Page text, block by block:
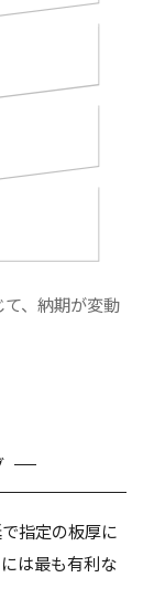
、納期が変動
指定の板厚に
は最も有利な